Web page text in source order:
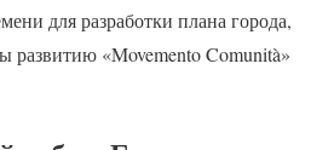
для разработки плана города,
развитию «Movemento Comunità»